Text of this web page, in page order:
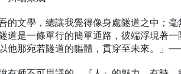
吾的文學，總讓我覺得像身處隧道之中；
道是一條單行的簡單通路，彼端浮現著
他那宛若隧道的軀體，貫穿至未來。」